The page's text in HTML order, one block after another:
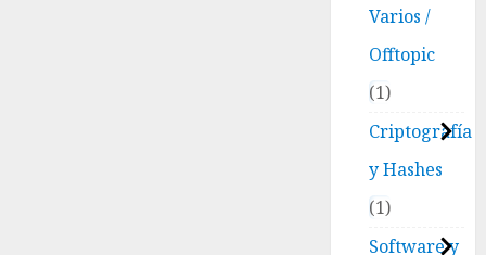
Varios /
Offtopic
1
Criptografía
y Hashes
1
Software y